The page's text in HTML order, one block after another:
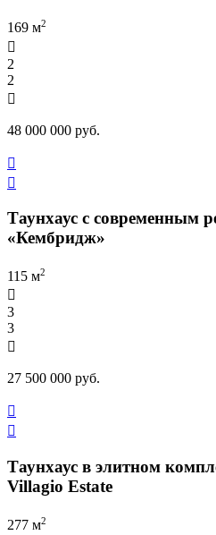
169 м2

2
2

48 000 000 руб.


Таунхаус с современным
«Кембридж»
115 м2

3
3

27 500 000 руб.


Таунхаус в элитном
Villagio Estate
277 м2